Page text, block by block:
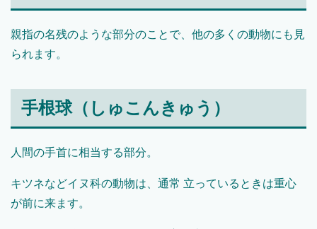
親指の名残のような部分のことで、他の多くの動物にも見
られます。
手根球（しゅこんきゅう）
人間の手首に相当する部分。
キツネなどイヌ科の動物は、通常 立っているときは重心
が前に来ます。